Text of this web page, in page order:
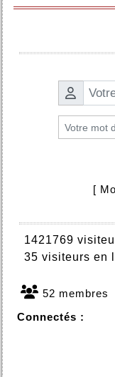
[
1421769
35 visiteurs en
52 membres
Connectés :